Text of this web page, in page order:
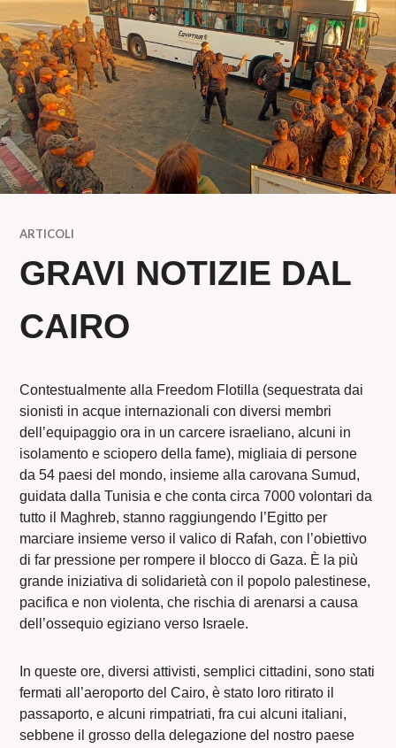
ARTICOLI
GRAVI NOTIZIE DAL
CAIRO
Contestualmente alla Freedom Flotilla (sequestrata dai
sionisti in acque internazionali con diversi membri
dell’equipaggio ora in un carcere israeliano, alcuni in
isolamento e sciopero della fame), migliaia di persone
da 54 paesi del mondo, insieme alla carovana Sumud,
guidata dalla Tunisia e che conta circa 7000 volontari da
tutto il Maghreb, stanno raggiungendo l’Egitto per
marciare insieme verso il valico di Rafah, con l’obiettivo
di far pressione per rompere il blocco di Gaza. È la più
grande iniziativa di solidarietà con il popolo palestinese,
pacifica e non violenta, che rischia di arenarsi a causa
dell’ossequio egiziano verso Israele.
In queste ore, diversi attivisti, semplici cittadini, sono stati
fermati all’aeroporto del Cairo, è stato loro ritirato il
passaporto, e alcuni rimpatriati, fra cui alcuni italiani,
sebbene il grosso della delegazione del nostro paese